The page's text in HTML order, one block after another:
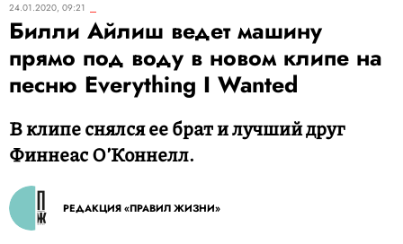
24.01.2020, 09:21
Билли Айлиш ведет машину
прямо под воду в новом клипе на
песню Everything I Wanted
В клипе снялся ее брат и лучший друг
Финнеас О’Коннелл.
РЕДАКЦИЯ «ПРАВИЛ ЖИЗНИ»